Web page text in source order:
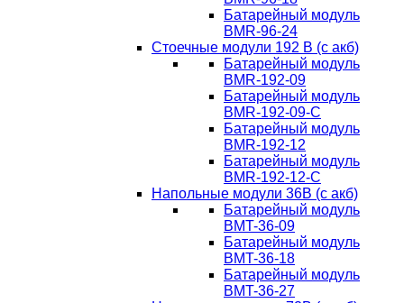
Батарейный модуль
BMR-96-24
Стоечные модули 192 В (с акб)
Батарейный модуль
BMR-192-09
Батарейный модуль
BMR-192-09-C
Батарейный модуль
BMR-192-12
Батарейный модуль
BMR-192-12-C
Напольные модули 36В (с акб)
Батарейный модуль
BMT-36-09
Батарейный модуль
BMT-36-18
Батарейный модуль
BMT-36-27